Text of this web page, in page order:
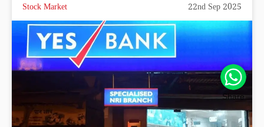
Stock Market 22nd Sep 2025
Share